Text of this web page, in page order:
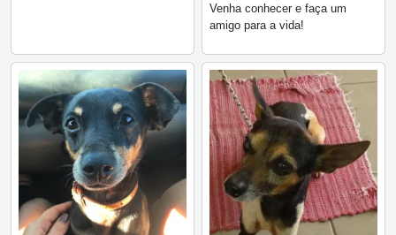
Venha conhecer e faça um
amigo para a vida!